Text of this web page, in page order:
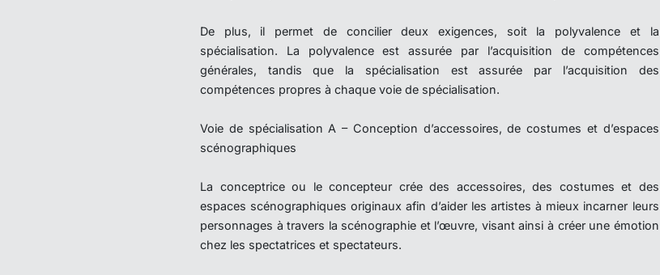
De plus, il permet de concilier deux exigences, soit la polyvalence et la
spécialisation. La polyvalence est assurée par l’acquisition de compétences
générales, tandis que la spécialisation est assurée par l’acquisition des
compétences propres à chaque voie de spécialisation.
Voie de spécialisation A – Conception d’accessoires, de costumes et d’espaces
scénographiques
La conceptrice ou le concepteur crée des accessoires, des costumes et des
espaces scénographiques originaux afin d’aider les artistes à mieux incarner leurs
personnages à travers la scénographie et l’œuvre, visant ainsi à créer une émotion
chez les spectatrices et spectateurs.